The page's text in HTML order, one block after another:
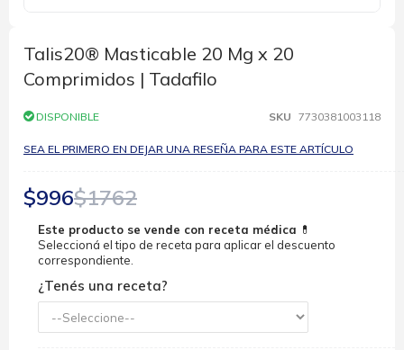
comienzo
de
la
de
imágenes
Talis20® Masticable 20 Mg x 20
Comprimidos | Tadafilo
DISPONIBLE SKU 7730381003118
SEA EL PRIMERO EN DEJAR UNA RESEÑA PARA ESTE ARTÍCULO
$996$1762
Este producto se vende con receta médica 💊
Seleccioná el tipo de receta para aplicar el descuento
correspondiente.
¿Tenés una receta?